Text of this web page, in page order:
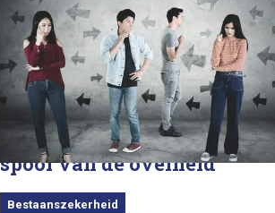
10/03/2023
Blog Fatma Koşer Kaya: Het
spoor van de overheid
Bestaanszekerheid